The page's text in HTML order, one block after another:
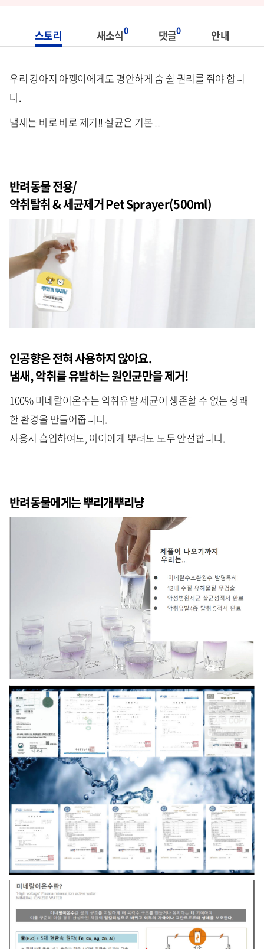
스토리 새소식0 댓글0 안내
우리 강아지 아깽이에게도 평안하게 숨 쉴 권리를 줘야 합니
다.
냄새는 바로 바로 제거!! 살균은 기본 !!
반려동물 전용/
악취탈취 & 세균제거 Pet Sprayer(500ml)
인공향은 전혀 사용하지 않아요.
냄새, 악취를 유발하는 원인균만을 제거!
100% 미네랄이온수는 악취유발 세균이 생존할 수 없는 상쾌
한 환경을 만들어줍니다.
사용시 흡입하여도, 아이에게 뿌려도 모두 안전합니다.
반려동물에게는 뿌리개뿌리냥